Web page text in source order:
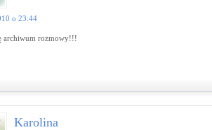
o 23:44
archiwum rozmowy!!!
Karolina